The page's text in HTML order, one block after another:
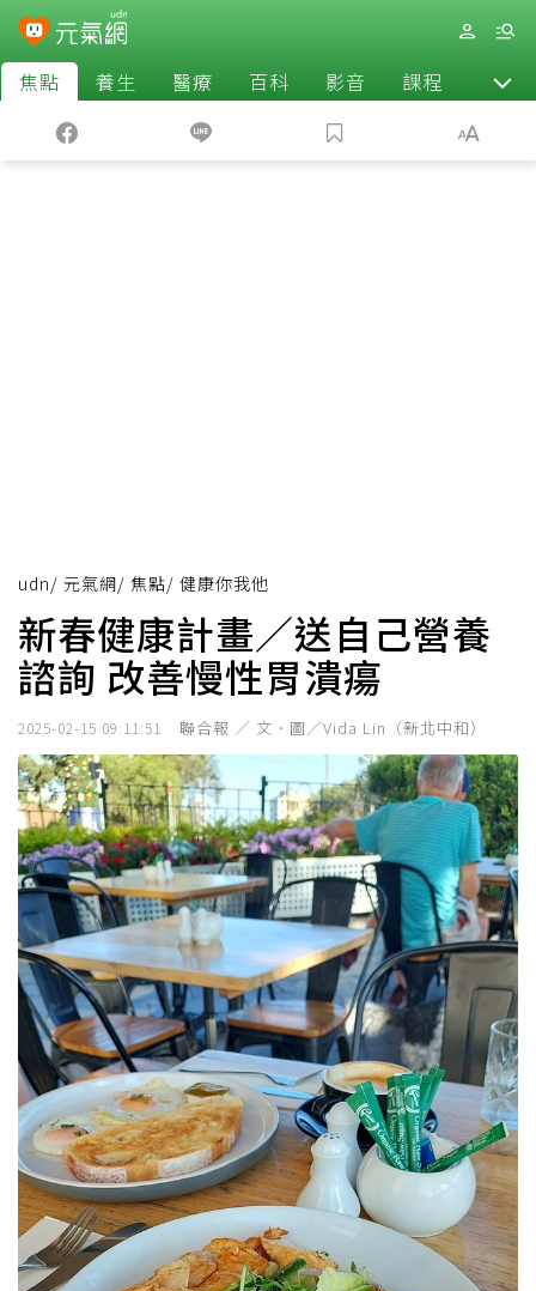
焦點 養生 醫療 百科 影音 課程 退休
udn/ 元氣網/ 焦點/ 健康你我他
新春健康計畫／送自己營養
諮詢 改善慢性胃潰瘍
2025-02-15 09:11:51 聯合報 ／ 文．圖／Vida Lin（新北中和）